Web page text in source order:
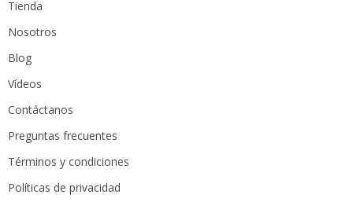
Tienda
Nosotros
Blog
Vídeos
Contáctanos
Preguntas frecuentes
Términos y condiciones
Políticas de privacidad